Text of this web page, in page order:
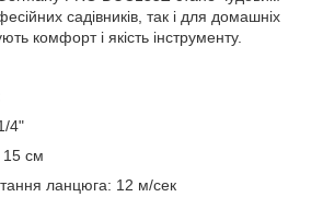
садівників, так і для домашніх
комфорт і якість інструменту.
4"
см
ланцюга: 12 м/сек